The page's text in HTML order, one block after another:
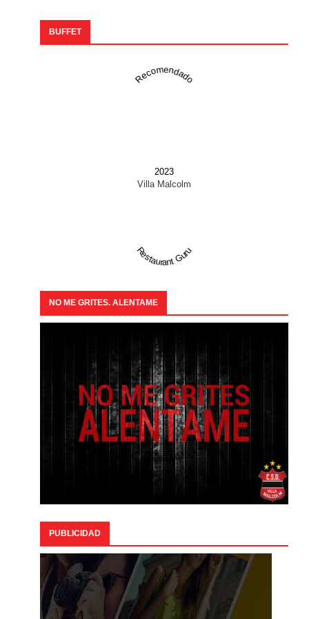
BUFFET
Recomendado
2023
Villa Malcolm
Restaurant Guru
NO ME GRITES. ALENTAME
PUBLICIDAD